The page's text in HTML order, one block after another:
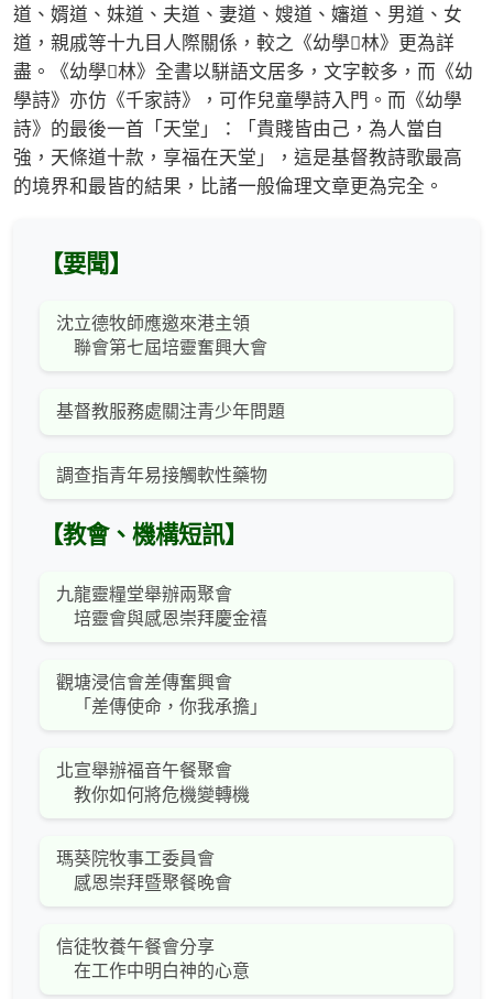
道、婿道、妹道、夫道、妻道、嫂道、嬸道、男道、女
道，親戚等十九目人際關係，較之《幼學林》更為詳
盡。《幼學林》全書以駢語文居多，文字較多，而《幼
學詩》亦仿《千家詩》，可作兒童學詩入門。而《幼學
詩》的最後一首「天堂」：「貴賤皆由己，為人當自
強，天條道十款，享福在天堂」，這是基督教詩歌最高
的境界和最皆的結果，比諸一般倫理文章更為完全。
【要聞】
沈立德牧師應邀來港主領
聯會第七屆培靈奮興大會
基督教服務處關注青少年問題
調查指青年易接觸軟性藥物
【教會、機構短訊】
九龍靈糧堂舉辦兩聚會
培靈會與感恩崇拜慶金禧
觀塘浸信會差傳奮興會
「差傳使命，你我承擔」
北宣舉辦福音午餐聚會
教你如何將危機變轉機
瑪葵院牧事工委員會
感恩崇拜暨聚餐晚會
信徒牧養午餐會分享
在工作中明白神的心意